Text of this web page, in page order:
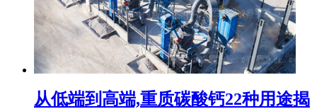
从低端到高端,重质碳酸钙22种用途揭